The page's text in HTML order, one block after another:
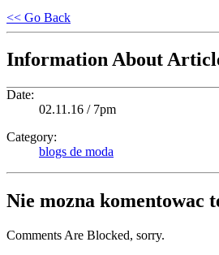
<< Go Back
Information About
Date:
02.11.16 / 7pm
Category:
blogs de moda
Nie mozna komentowac
Comments Are Blocked, sorry.